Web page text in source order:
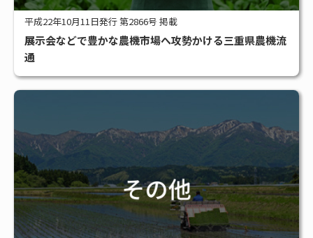
平成22年10月11日発行 第2866号 掲載
展示会などで豊かな農機市場へ攻勢かける三重県農機流
通